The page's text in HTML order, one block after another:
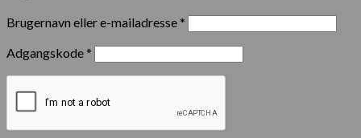
Brugernavn eller e-mailadresse*
Adgangskode*